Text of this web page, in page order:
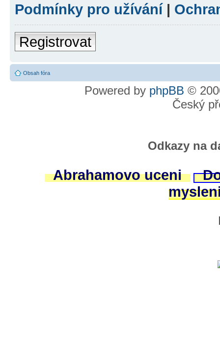
Podmínky pro užívání|
Registrovat
Obsah fóra
Powered by phpBB ©
Český
Odkazy na
Abrahamovo uceni